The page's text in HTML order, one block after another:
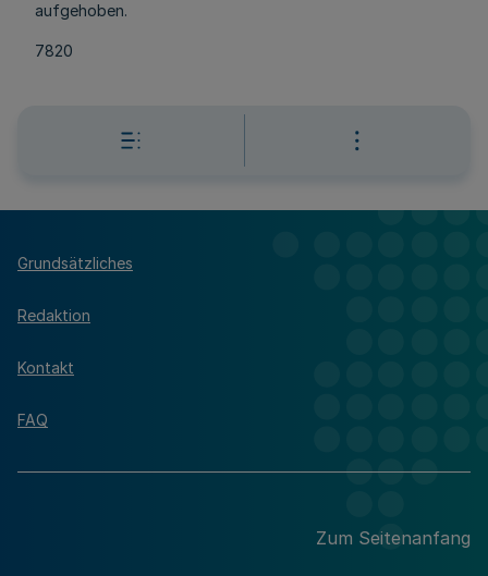
aufgehoben.
7820
Grundsätzliches
Redaktion
Kontakt
FAQ
Zum Seitenanfang